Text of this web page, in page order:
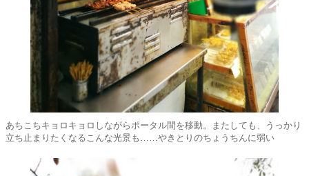
あちこちキョロキョロしながらポータル間を移動。またしても、うっかり
立ち止まりたくなるこんな光景も……やきとりのちょうちんに弱い